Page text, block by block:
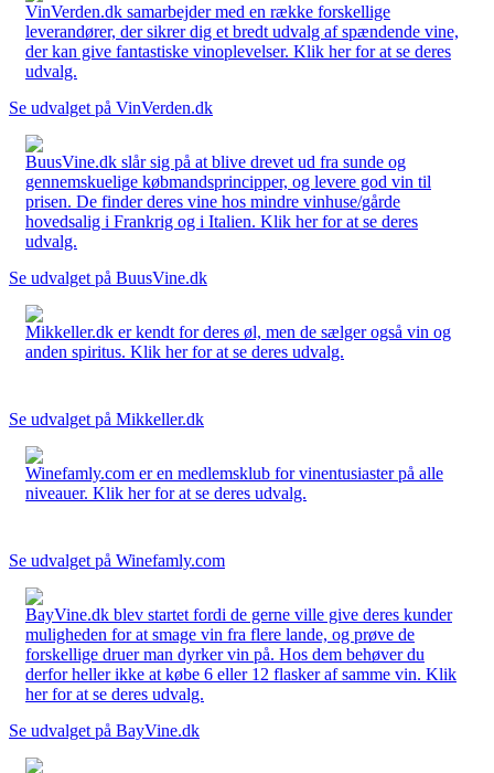
VinVerden.dk samarbejder med en række forskellige
leverandører, der sikrer dig et bredt udvalg af spændende vine,
der kan give fantastiske vinoplevelser. Klik her for at se deres
udvalg.
Se udvalget på VinVerden.dk
BuusVine.dk slår sig på at blive drevet ud fra sunde og
gennemskuelige købmandsprincipper, og levere god vin til
prisen. De finder deres vine hos mindre vinhuse/gårde
hovedsalig i Frankrig og i Italien. Klik her for at se deres
udvalg.
Se udvalget på BuusVine.dk
Mikkeller.dk er kendt for deres øl, men de sælger også vin og
anden spiritus. Klik her for at se deres udvalg.
Se udvalget på Mikkeller.dk
Winefamly.com er en medlemsklub for vinentusiaster på alle
niveauer. Klik her for at se deres udvalg.
Se udvalget på Winefamly.com
BayVine.dk blev startet fordi de gerne ville give deres kunder
muligheden for at smage vin fra flere lande, og prøve de
forskellige druer man dyrker vin på. Hos dem behøver du
derfor heller ikke at købe 6 eller 12 flasker af samme vin. Klik
her for at se deres udvalg.
Se udvalget på BayVine.dk